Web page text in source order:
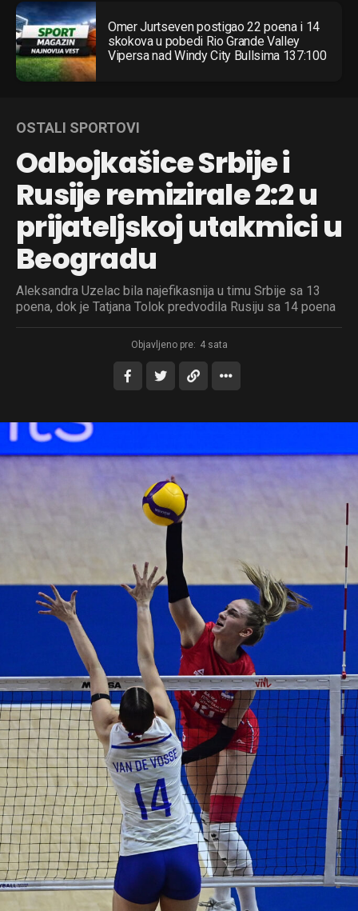
Omer Jurtseven postigao 22 poena i 14
skokova u pobedi Rio Grande Valley
Vipersa nad Windy City Bullsima 137:100
OSTALI SPORTOVI
Odbojkašice Srbije i
Rusije remizirale 2:2 u
prijateljskoj utakmici u
Beogradu
Aleksandra Uzelac bila najefikasnija u timu Srbije sa 13
poena, dok je Tatjana Tolok predvodila Rusiju sa 14 poena
Objavljeno pre: 4 sata